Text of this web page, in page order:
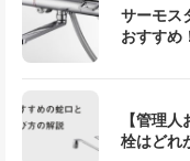
サーモス
おすすめ
【管理
栓はどれ